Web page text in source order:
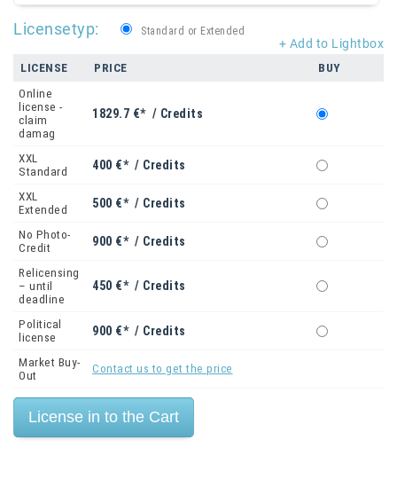
+ Add to Lightbox
Licensetyp: Standard or Extended
LICENSE PRICE
BUY
Online
license -
claim
damag
1829.7 €* / Credits
XXL
Standard
400 €* / Credits
XXL
Extended
500 €* / Credits
No Photo-
Credit
900 €* / Credits
Relicensing
– until
deadline
450 €* / Credits
Political
license
900 €* / Credits
Market Buy-
Out
Contact us to get the price